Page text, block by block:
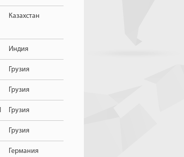
Казахстан
Индия
Грузия
Грузия
Грузия
Грузия
Германия